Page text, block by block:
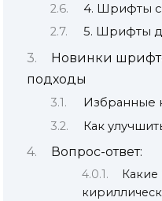
4. Шрифты с
5. Шрифты
Новинки
подходы
Избранные
Как
Вопрос-ответ: